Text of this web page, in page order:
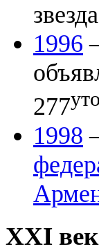
1996
277
1998
XXI век